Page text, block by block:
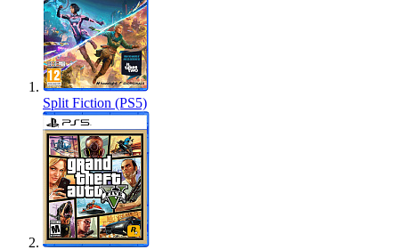
Split Fiction (PS5)